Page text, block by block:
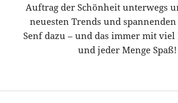
Auftrag der Schönheit unterwegs
neuesten Trends und
Senf dazu – und das immer mit
und jeder Menge